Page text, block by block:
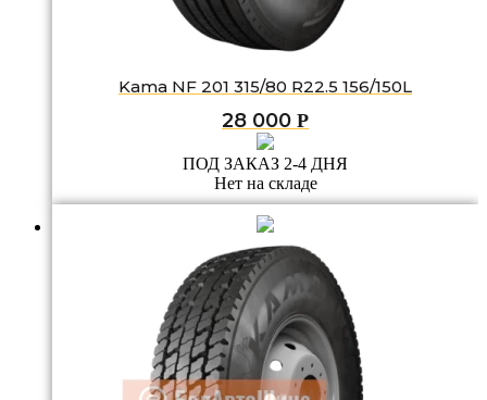
Kama NF 201 315/80 R22.5 156/150L
28 000 Р
ПОД ЗАКАЗ 2-4 ДНЯ
Нет на складе